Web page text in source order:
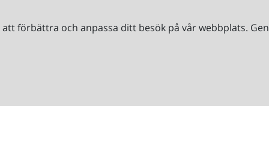
förbättra och anpassa ditt besök på vår webbplats.